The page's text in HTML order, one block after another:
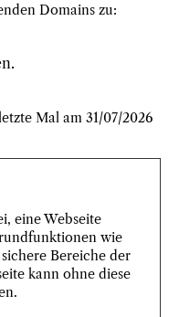
Domains zu:
Mal am 31/07/2026
eine Webseite
wie
Bereiche der
kann ohne diese